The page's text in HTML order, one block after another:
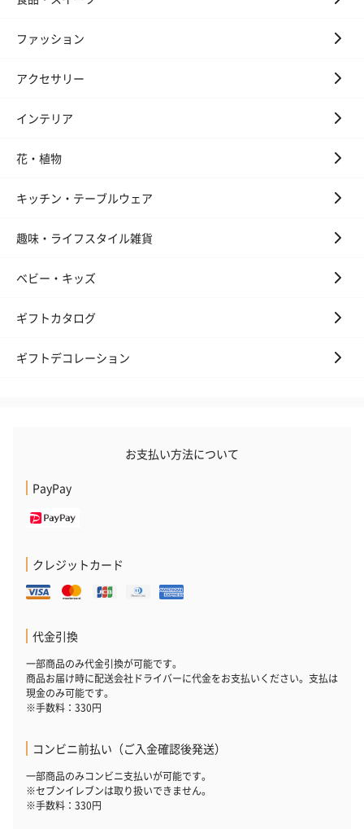
フラッグカプセル：イ
（END）（880円）
ショートイン
（880円）
お酒
※20歳未満の方への酒類の販売はいたしません。
酒（655円）
お酒にぴったりのおつまみ・サプリを同梱してお届けいたしま
す。
のオイル漬（981円）
のオイル漬（塩麹&レモ
ン）（981円）
ファッション
アクセサリー
インテリア
花・植物
キッチン・テーブルウェア
趣味・ライフスタイル雑貨
ベビー・キッズ
ギフトカタログ
ギフトデコレーション
お支払い方法について
PayPay
クレジットカード
代金引換
一部商品のみ代金引換が可能です。
商品お届け時に配送会社ドライバーに代金をお支払いください。支払は
現金のみ可能です。
※手数料：330円
コンビニ前払い（ご入金確認後発送）
一部商品のみコンビニ支払いが可能です。
※セブンイレブンは取り扱いできません。
※手数料：330円